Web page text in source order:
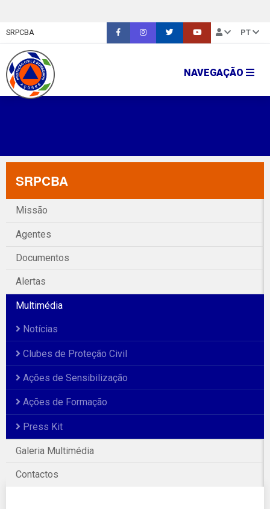
SRPCBA PT
NAVEGAÇÃO
SRPCBA
Missão
Agentes
Documentos
Alertas
Multimédia
Notícias
Clubes de Proteção Civil
Ações de Sensibilização
Ações de Formação
Press Kit
Galeria Multimédia
Contactos